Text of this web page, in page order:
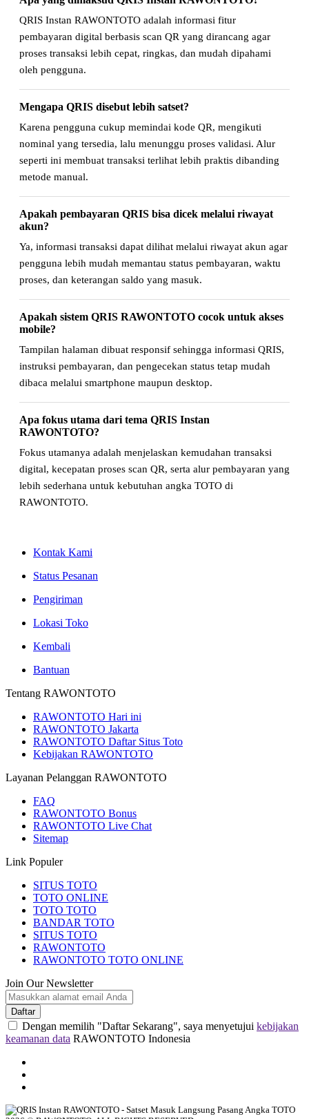
QRIS Instan RAWONTOTO adalah informasi fitur
pembayaran digital berbasis scan QR yang dirancang agar
proses transaksi lebih cepat, ringkas, dan mudah dipahami
oleh pengguna.
Mengapa QRIS disebut lebih satset?
Karena pengguna cukup memindai kode QR, mengikuti
nominal yang tersedia, lalu menunggu proses validasi. Alur
seperti ini membuat transaksi terlihat lebih praktis dibanding
metode manual.
Apakah pembayaran QRIS bisa dicek melalui riwayat
akun?
Ya, informasi transaksi dapat dilihat melalui riwayat akun agar
pengguna lebih mudah memantau status pembayaran, waktu
proses, dan keterangan saldo yang masuk.
Apakah sistem QRIS RAWONTOTO cocok untuk akses
mobile?
Tampilan halaman dibuat responsif sehingga informasi QRIS,
instruksi pembayaran, dan pengecekan status tetap mudah
dibaca melalui smartphone maupun desktop.
Apa fokus utama dari tema QRIS Instan
RAWONTOTO?
Fokus utamanya adalah menjelaskan kemudahan transaksi
digital, kecepatan proses scan QR, serta alur pembayaran yang
lebih sederhana untuk kebutuhan angka TOTO di
RAWONTOTO.
Kontak Kami
Status Pesanan
Pengiriman
Lokasi Toko
Kembali
Bantuan
Tentang RAWONTOTO
RAWONTOTO Hari ini
RAWONTOTO Jakarta
RAWONTOTO Daftar Situs Toto
Kebijakan RAWONTOTO
Layanan Pelanggan RAWONTOTO
FAQ
RAWONTOTO Bonus
RAWONTOTO Live Chat
Sitemap
Link Populer
SITUS TOTO
TOTO ONLINE
TOTO TOTO
BANDAR TOTO
SITUS TOTO
RAWONTOTO
RAWONTOTO TOTO ONLINE
Join Our Newsletter
Daftar
Dengan memilih "Daftar Sekarang", saya menyetujui kebijakan
keamanan data RAWONTOTO Indonesia